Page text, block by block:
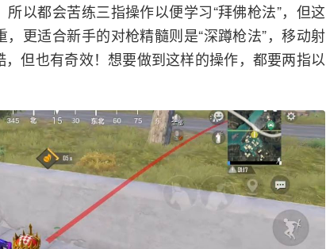
以都会苦练三指操作以便学习“拜佛枪法”，但这
更适合新手的对枪精髓则是“深蹲枪法”，移动射
但也有奇效！想要做到这样的操作，都要两指以